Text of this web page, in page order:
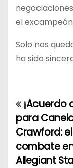
el
Solo nos
ha sido
N
a
v
¡Acuerdo
para
Crawford:
combate
Allegiant